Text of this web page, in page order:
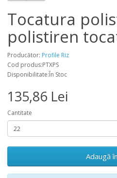
Tocatura
polistiren
Producător: Profile Riz
Cod produs:PTXPS
Disponibilitate:În Stoc
135,86 Lei
Cantitate
Adaugă